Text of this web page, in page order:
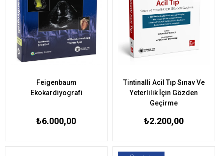
Feigenbaum
Ekokardiyografi
₺6.000,00
Tintinalli Acil Tıp Sınav Ve
Yeterlilik İçin Gözden
Geçirme
₺2.200,00